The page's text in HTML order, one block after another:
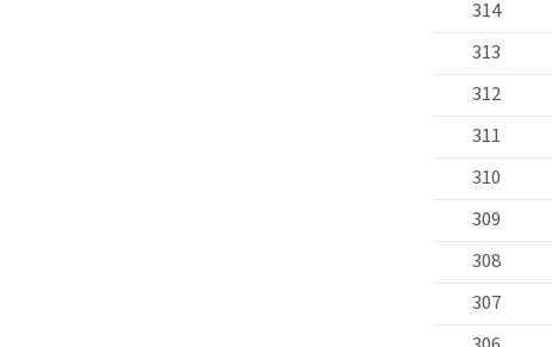
314
313
312
311
310
309
308
307